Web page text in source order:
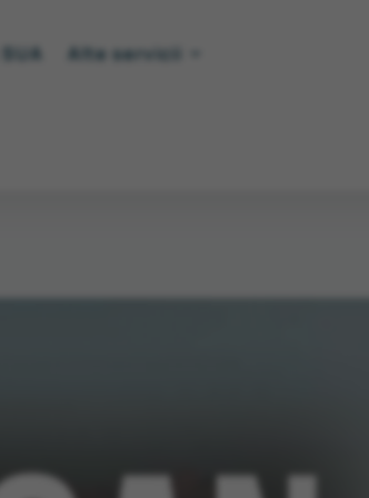
Alte servicii